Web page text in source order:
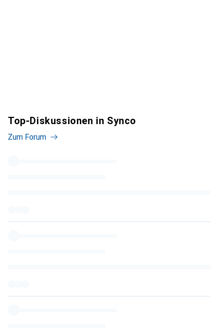
Top-Diskussionen in Synco
Zum Forum